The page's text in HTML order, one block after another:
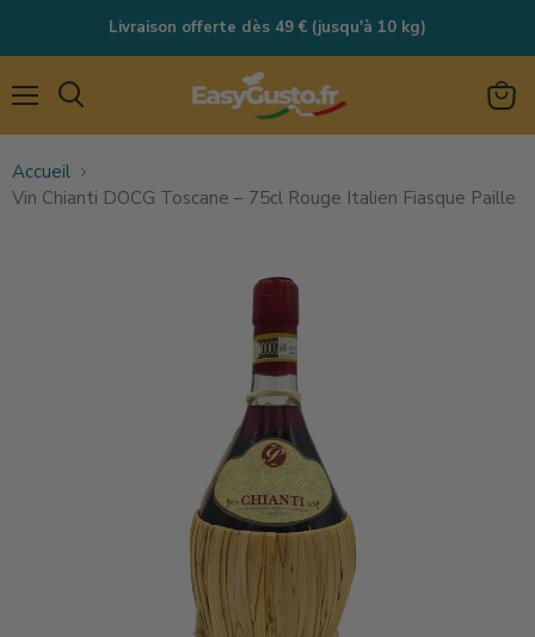
Livraison offerte dès 49 € (jusqu'à 10 kg)
Accueil
Vin Chianti DOCG Toscane – 75cl Rouge Italien Fiasque Paille